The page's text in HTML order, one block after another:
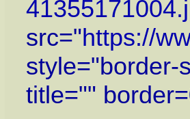
src="https://
style="border-
title=""